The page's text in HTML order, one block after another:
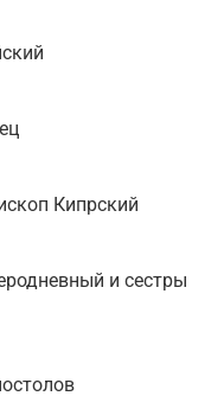
Кипрский
и сестры